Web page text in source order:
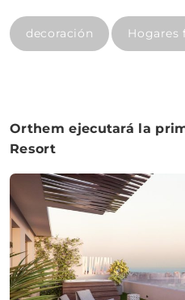
decoración Hogares
Orthem ejecutará la
Resort